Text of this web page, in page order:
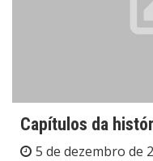
Capítulos da
5 de dezembro de